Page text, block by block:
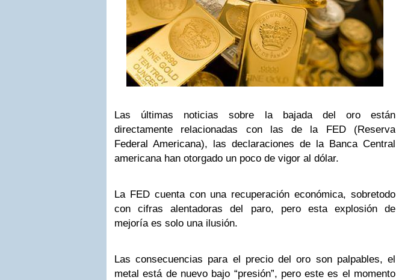
Las últimas noticias sobre la bajada del oro están
directamente relacionadas con las de la FED (Reserva
Federal Americana), las declaraciones de la Banca Central
americana han otorgado un poco de vigor al dólar.
La FED cuenta con una recuperación económica, sobretodo
con cifras alentadoras del paro, pero esta explosión de
mejoría es solo una ilusión.
Las consecuencias para el precio del oro son palpables, el
metal está de nuevo bajo “presión”, pero este es el momento